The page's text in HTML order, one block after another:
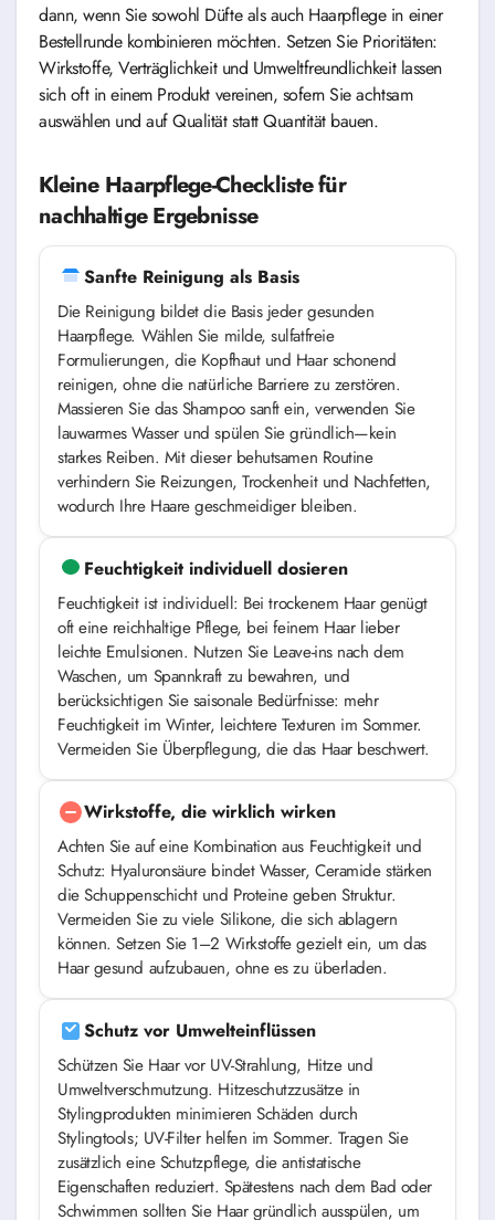
dann, wenn Sie sowohl Düfte als auch Haarpflege in einer
Bestellrunde kombinieren möchten. Setzen Sie Prioritäten:
Wirkstoffe, Verträglichkeit und Umweltfreundlichkeit lassen
sich oft in einem Produkt vereinen, sofern Sie achtsam
auswählen und auf Qualität statt Quantität bauen.
Kleine Haarpflege-Checkliste für
nachhaltige Ergebnisse
Sanfte Reinigung als Basis
Die Reinigung bildet die Basis jeder gesunden
Haarpflege. Wählen Sie milde, sulfatfreie
Formulierungen, die Kopfhaut und Haar schonend
reinigen, ohne die natürliche Barriere zu zerstören.
Massieren Sie das Shampoo sanft ein, verwenden Sie
lauwarmes Wasser und spülen Sie gründlich—kein
starkes Reiben. Mit dieser behutsamen Routine
verhindern Sie Reizungen, Trockenheit und Nachfetten,
wodurch Ihre Haare geschmeidiger bleiben.
Feuchtigkeit individuell dosieren
Feuchtigkeit ist individuell: Bei trockenem Haar genügt
oft eine reichhaltige Pflege, bei feinem Haar lieber
leichte Emulsionen. Nutzen Sie Leave-ins nach dem
Waschen, um Spannkraft zu bewahren, und
berücksichtigen Sie saisonale Bedürfnisse: mehr
Feuchtigkeit im Winter, leichtere Texturen im Sommer.
Vermeiden Sie Überpflegung, die das Haar beschwert.
Wirkstoffe, die wirklich wirken
Achten Sie auf eine Kombination aus Feuchtigkeit und
Schutz: Hyaluronsäure bindet Wasser, Ceramide stärken
die Schuppenschicht und Proteine geben Struktur.
Vermeiden Sie zu viele Silikone, die sich ablagern
können. Setzen Sie 1–2 Wirkstoffe gezielt ein, um das
Haar gesund aufzubauen, ohne es zu überladen.
Schutz vor Umwelteinflüssen
Schützen Sie Haar vor UV-Strahlung, Hitze und
Umweltverschmutzung. Hitzeschutzzusätze in
Stylingprodukten minimieren Schäden durch
Stylingtools; UV-Filter helfen im Sommer. Tragen Sie
zusätzlich eine Schutzpflege, die antistatische
Eigenschaften reduziert. Spätestens nach dem Bad oder
Schwimmen sollten Sie Haar gründlich ausspülen, um